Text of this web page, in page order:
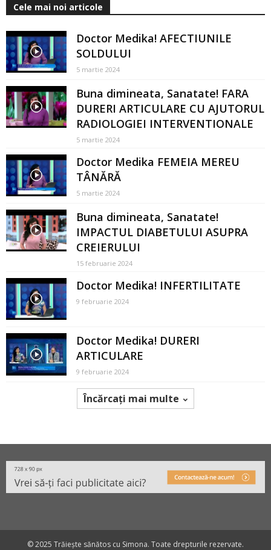
Cele mai noi articole
Doctor Medika! AFECTIUNILE
SOLDULUI
5 martie 2024
Buna dimineata, Sanatate! FARA
DURERI ARTICULARE CU AJUTORUL
RADIOLOGIEI INTERVENTIONALE
5 martie 2024
Doctor Medika FEMEIA MEREU
TÂNĂRĂ
5 martie 2024
Buna dimineata, Sanatate!
IMPACTUL DIABETULUI ASUPRA
CREIERULUI
15 februarie 2024
Doctor Medika! INFERTILITATE
9 februarie 2024
Doctor Medika! DURERI
ARTICULARE
9 februarie 2024
Încărcați mai multe
© 2025 Trăiește sănătos cu Simona. Toate drepturile rezervate.